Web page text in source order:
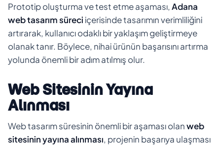
Prototip oluşturma ve test etme aşaması, Adana
web tasarım süreciiçerisinde tasarımın verimliliğini
artırarak, kullanıcı odaklı bir yaklaşım geliştirmeye
olanak tanır. Böylece, nihai ürünün başarısını artırma
yolunda önemli bir adım atılmış olur.
Web Sitesinin Yayına
Alınması
Web tasarım süresinin önemli bir aşaması olanweb
sitesinin yayına alınması, projenin başarıya ulaşması